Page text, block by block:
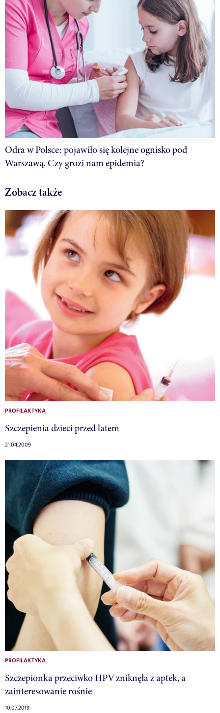
Odra w Polsce: pojawiło się kolejne ognisko pod
Warszawą. Czy grozi nam epidemia?
Zobacz także
PROFILAKTYKA
Szczepienia dzieci przed latem
21.04.2009
PROFILAKTYKA
Szczepionka przeciwko HPV zniknęła z aptek, a
zainteresowanie rośnie
10.07.2019